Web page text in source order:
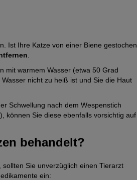
Ist Ihre Katze von einer Biene gestochen
mit warmem Wasser (etwa 50 Grad
nicht zu heiß ist und Sie die Haut
Schwellung nach dem Wespenstich
können Sie diese ebenfalls vorsichtig auf
behandelt?
Sie unverzüglich einen Tierarzt
ein: